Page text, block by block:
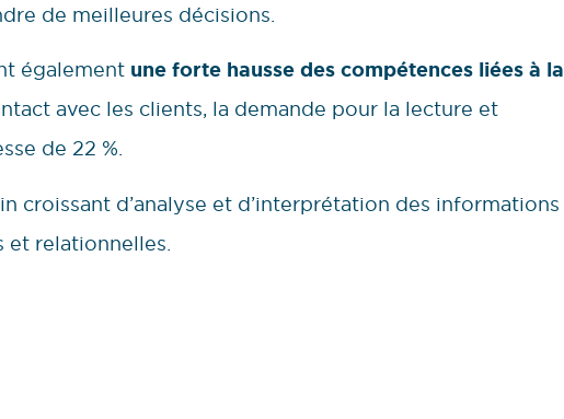
de meilleures décisions.
également une forte hausse des compétences liées à la
avec les clients, la demande pour la lecture et
de 22 %.
croissant d’analyse et d’interprétation des informations
et relationnelles.